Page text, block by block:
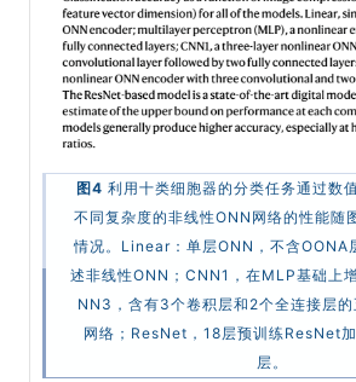
图4 利用十类细胞器的分类任务通过数
不同复杂度的非线性ONN网络的性能随
情况。Linear：单层ONN，不含OONA
述非线性ONN；CNN1，在MLP基础上
NN3，含有3个卷积层和2个全连接层
网络；ResNet，18层预训练ResNet
层。